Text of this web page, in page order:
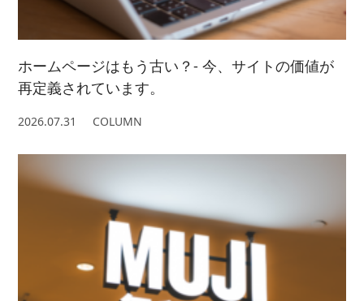
ホームページはもう古い？- 今、サイトの価値が
再定義されています。
2026.07.31 COLUMN